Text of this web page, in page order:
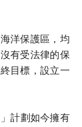
洋保護區，均
有受法律的保
目標，設立一
計劃如今擁有